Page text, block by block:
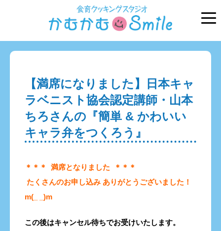
【満席になりました】日本キャ
ラベニスト協会認定講師・山本
ちろさんの『簡単 & かわいい
キャラ弁をつくろう』
＊＊＊ 満席となりました ＊＊＊
たくさんのお申し込み ありがとうございました！
m(_ _)m
この後はキャンセル待ちでお受けいたします。